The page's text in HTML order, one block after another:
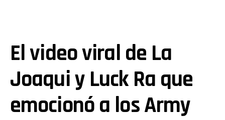
El video viral de La
Joaqui y Luck Ra que
emocionó a los Army